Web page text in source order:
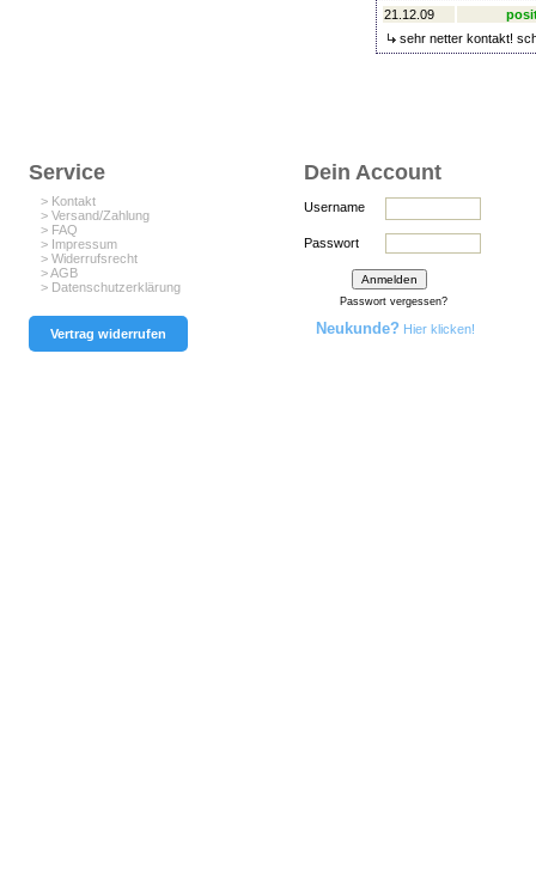
21.12.09
sehr netter kontakt!
Service
> Kontakt
> Versand/Zahlung
> FAQ
> Impressum
> Widerrufsrecht
> AGB
> Datenschutzerklärung
Vertrag widerrufen
Dein Account
Username
Passwort
Passwort vergessen?
Neukunde? Hier klicken!